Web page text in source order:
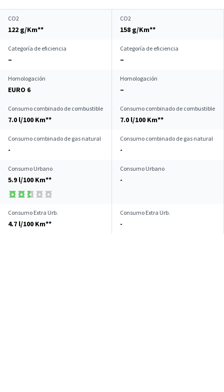
CO2
122 g/Km**
CO2
158 g/Km**
Categoría de eficiencia
–
Categoría de eficiencia
–
Homologación
EURO 6
Homologación
–
Consumo combinado de combustible
7.0 l/100 Km**
Consumo combinado de combustible
7.0 l/100 Km**
Consumo combinado de gas natural
-
Consumo combinado de gas natural
-
Consumo Urbano
5.9 l/100 Km**
Consumo Urbano
-
Consumo Extra Urb.
4.7 l/100 Km**
Consumo Extra Urb.
-